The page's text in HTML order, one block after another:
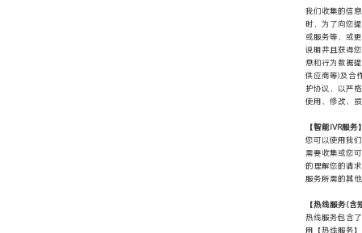
我们收集的信
时，为了向您
或服务等，或
说明并且获得
息和行为数据
供应商等)及合
护协议，以严
使用、修改、
【智能IVR服务
您可以使用我
需要收集或您
的理解您的请
服务所需的其
【热线服务(含
热线服务包含
用【热线服务